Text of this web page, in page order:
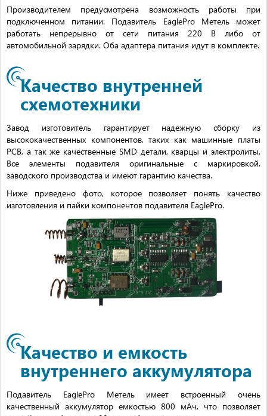
Производителем предусмотрена возможность работы при
подключенном питании. Подавитель EaglePro Метель может
работать непрерывно от сети питания 220 В либо от
автомобильной зарядки. Оба адаптера питания идут в комплекте.
Качество внутренней
схемотехники
Завод изготовитель гарантирует надежную сборку из
высококачественных компонентов, таких как машинные платы
PCB, а так же качественные SMD детали, кварцы и электролиты.
Все элементы подавителя оригинальные с маркировкой,
заводского производства и имеют гарантию качества.
Ниже приведено фото, которое позволяет понять качество
изготовления и пайки компонентов подавителя EaglePro.
Качество и емкость
внутреннего аккумулятора
Подавитель EaglePro Метель имеет встроенный очень
качественный аккумулятор емкостью 800 мАч, что позволяет